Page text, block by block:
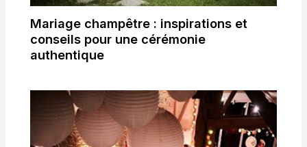
Mariage champêtre : inspirations et
conseils pour une cérémonie
authentique